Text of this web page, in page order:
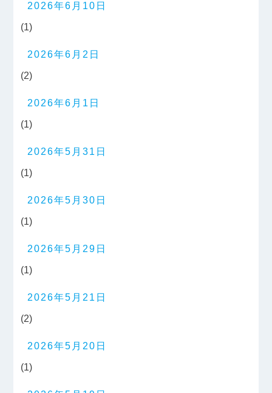
2026年6月10日
(1)
2026年6月2日
(2)
2026年6月1日
(1)
2026年5月31日
(1)
2026年5月30日
(1)
2026年5月29日
(1)
2026年5月21日
(2)
2026年5月20日
(1)